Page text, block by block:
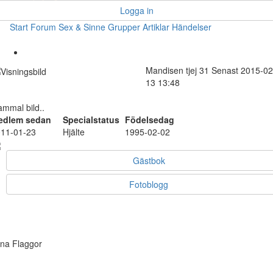
Logga in
Start Forum Sex & Sinne Grupper Artiklar Händelser
Mandisen tjej 31 Senast 2015-
13 13:48
bild..
sedan
Specialstatus Födelsedag
01-23
Hjälte 1995-02-02
Gästbok
Fotoblogg
Flaggor